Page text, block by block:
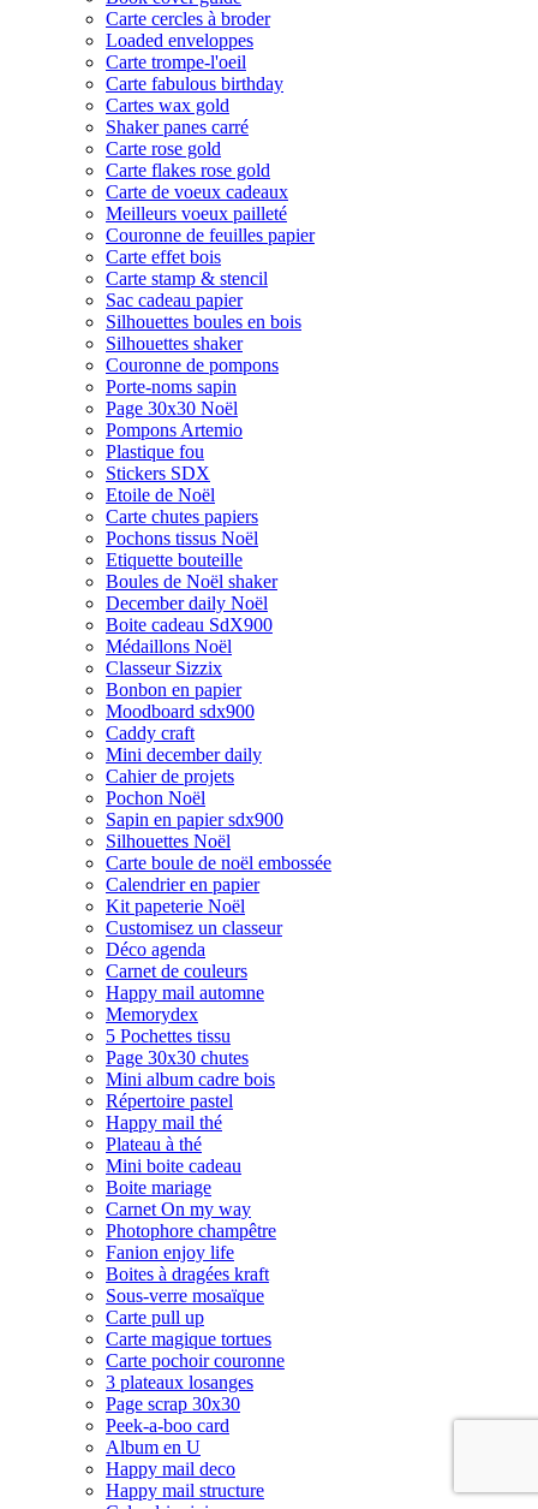
Carte cercles à broder
Loaded enveloppes
Carte trompe-l'oeil
Carte fabulous birthday
Cartes wax gold
Shaker panes carré
Carte rose gold
Carte flakes rose gold
Carte de voeux cadeaux
Meilleurs voeux pailleté
Couronne de feuilles papier
Carte effet bois
Carte stamp & stencil
Sac cadeau papier
Silhouettes boules en bois
Silhouettes shaker
Couronne de pompons
Porte-noms sapin
Page 30x30 Noël
Pompons Artemio
Plastique fou
Stickers SDX
Etoile de Noël
Carte chutes papiers
Pochons tissus Noël
Etiquette bouteille
Boules de Noël shaker
December daily Noël
Boite cadeau SdX900
Médaillons Noël
Classeur Sizzix
Bonbon en papier
Moodboard sdx900
Caddy craft
Mini december daily
Cahier de projets
Pochon Noël
Sapin en papier sdx900
Silhouettes Noël
Carte boule de noël embossée
Calendrier en papier
Kit papeterie Noël
Customisez un classeur
Déco agenda
Carnet de couleurs
Happy mail automne
Memorydex
5 Pochettes tissu
Page 30x30 chutes
Mini album cadre bois
Répertoire pastel
Happy mail thé
Plateau à thé
Mini boite cadeau
Boite mariage
Carnet On my way
Photophore champêtre
Fanion enjoy life
Boites à dragées kraft
Sous-verre mosaïque
Carte pull up
Carte magique tortues
Carte pochoir couronne
3 plateaux losanges
Page scrap 30x30
Peek-a-boo card
Album en U
Happy mail deco
Happy mail structure